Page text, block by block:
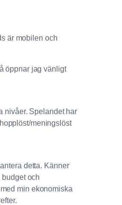
är mobilen och
öppnar jag vänligt
nivåer. Spelandet har
meningslöst
detta. Känner
och
min ekonomiska